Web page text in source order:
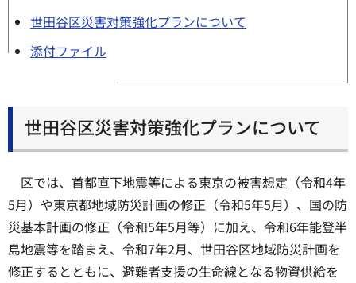
世田谷区災害対策強化プランについて
添付ファイル
世田谷区災害対策強化プランについて
区では、首都直下地震等による東京の被害想定（令和4年
5月）や東京都地域防災計画の修正（令和5年5月）、国の防
災基本計画の修正（令和5年5月等）に加え、令和6年能登半
島地震等を踏まえ、令和7年2月、世田谷区地域防災計画を
修正するとともに、避難者支援の生命線となる物資供給を